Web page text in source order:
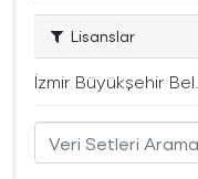
Lisanslar
İzmir Büyükşehir Bel...